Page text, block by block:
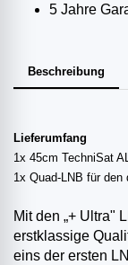
5 Jahre
Beschreibung
Lieferumfang
1x 45cm TechniSat
1x Quad-LNB für
Mit den „+ Ultra"
erstklassige
eins der ersten